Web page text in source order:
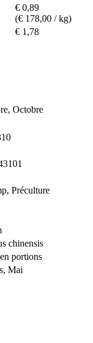
€ 0,89
(€ 178,00 / kg)
€ 1,78
Octobre
Préculture
chinensis
portions
Mai